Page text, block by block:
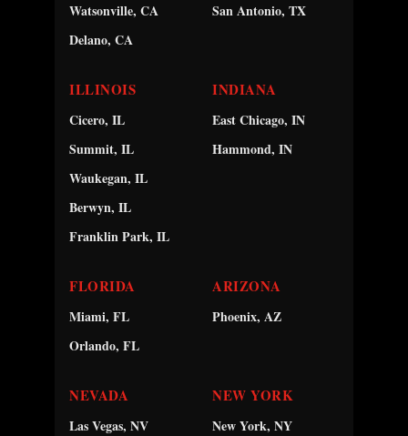
Watsonville, CA
Delano, CA
San Antonio, TX
ILLINOIS
Cicero, IL
Summit, IL
Waukegan, IL
Berwyn, IL
Franklin Park, IL
INDIANA
East Chicago, IN
Hammond, IN
FLORIDA
Miami, FL
Orlando, FL
ARIZONA
Phoenix, AZ
NEVADA
Las Vegas, NV
NEW YORK
New York, NY